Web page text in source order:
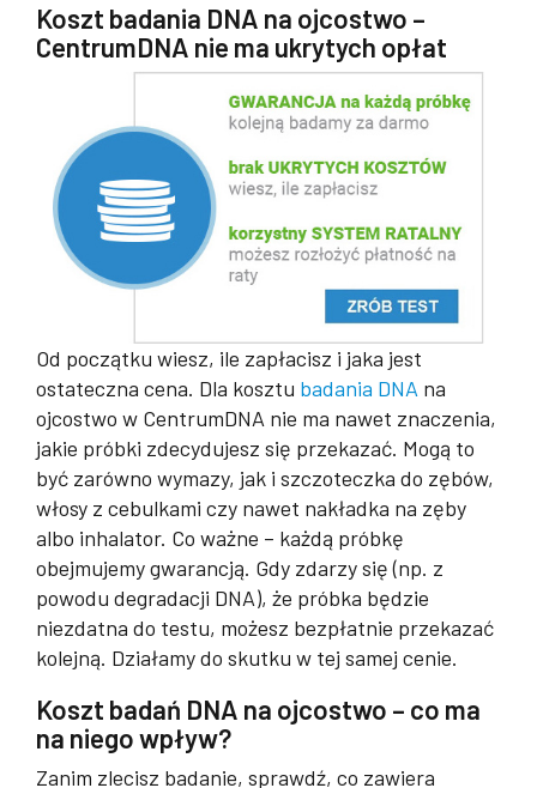
Koszt badania DNA na ojcostwo –
CentrumDNA nie ma ukrytych opłat
Od początku wiesz, ile zapłacisz i jaka jest
ostateczna cena. Dla kosztu badania DNA na
ojcostwo w CentrumDNA nie ma nawet znaczenia,
jakie próbki zdecydujesz się przekazać. Mogą to
być zarówno wymazy, jak i szczoteczka do zębów,
włosy z cebulkami czy nawet nakładka na zęby
albo inhalator. Co ważne – każdą próbkę
obejmujemy gwarancją. Gdy zdarzy się (np. z
powodu degradacji DNA), że próbka będzie
niezdatna do testu, możesz bezpłatnie przekazać
kolejną. Działamy do skutku w tej samej cenie.
Koszt badań DNA na ojcostwo – co ma
na niego wpływ?
Zanim zlecisz badanie, sprawdź, co zawiera